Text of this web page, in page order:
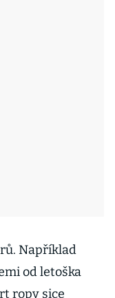
Například
od letoška
ropy sice